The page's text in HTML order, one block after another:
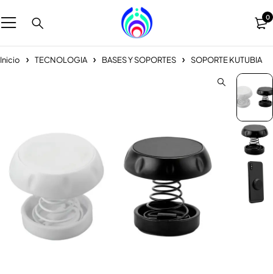
0
Inicio TECNOLOGIA BASES Y SOPORTES SOPORTE KUTUBIA